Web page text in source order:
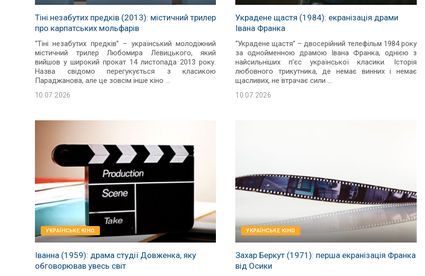
Тіні незабутих предків (2013): містичний трилер
про карпатських мольфарів
“Тіні незабутих предків” – український молодіжний
містичний трилер Любомира Левицького, який
вийшов у широкий прокат 14 листопада 2013 року.
Назва свідомо перегукується з класикою
Параджанова, але це зовсім інше кіно ...
10.07.2026
Украдене щастя (1984): екранізація драми
Івана Франка
“Украдене щастя” – двосерійний телефільм 1984 року
за однойменною драмою Івана Франка, однією з
найсильніших п’єс української класики. Історія
любовного трикутника, де немає винних і немає
щасливих, не втрачає сили...
10.07.2026
УКРАЇНСЬКЕ КІНО
Іванна (1959): драма студії Довженка, яку
обговорював увесь світ
УКРАЇНСЬКЕ КІНО
Захар Беркут (1971): перша екранізація Франка
від Осики